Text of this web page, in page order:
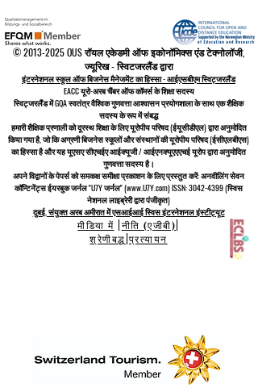
©2013-2025OUS रॉयल एकेडमी ऑफ इकोनॉमिक्स एंड टेक्नोलॉजी,
ज्यूरिख - स्विटजरलैंड द्वारा
इंटरनेशनल स्कूल ऑफ बिजनेस मैनेजमेंट का हिस्सा - आईएसबीएम स्विट्जरलैंड
EACC यूरो-अरब चैंबर ऑफ कॉमर्स के शिक्षा सदस्य
स्विट्जरलैंड मेंGQA स्वतंत्र वैश्विक गुणवत्ता आश्वासन प्रयोगशाला के साथ एक शैक्षिक
सदस्य के रूप में संबद्ध
हमारी शैक्षिक प्रणाली कोदूरस्थ शिक्षा के लिए यूरोपीय परिषद(ईयूसीडीएल)द्वारा अनुमोदित
किया गया है, जो किअग्रणी बिजनेस स्कूलों और संस्थानों की यूरोपीय परिषद (ईसीएलबीएस)
का हिस्सा है और यह यूएसए सीएचईए आईक्यूजी / आईएनक्यूएएएचई यूरोप द्वारा अनुमोदित
गुणवत्ता सदस्य है।
अपने विद्वानों के पेपर्स को समकक्ष समीक्षा प्रकाशन के लिए प्रस्तुत करें: अनवीलिंग सेवन
कॉन्टिनेंट्स ईयरबुक जर्नल "U7Y जर्नल" (www.U7Y.com) ISSN: 3042-4399 (स्विस
नेशनल लाइब्रेरी द्वारा पंजीकृत)
दुबई, संयुक्त अरब अमीरात में एसआईआई स्विस इंटरनेशनल इंस्टीट्यूट
मीडिया में नीति (एजीबी)
श्रेणीबद्ध प्रत्यायन